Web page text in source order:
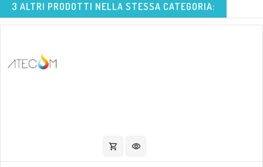
3 ALTRI PRODOTTI NELLA STESSA CATEGORIA:
shopping_cart visibility